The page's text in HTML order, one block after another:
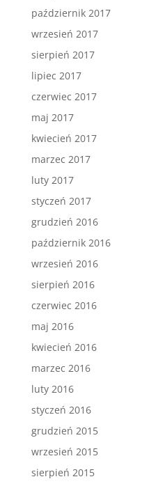
październik 2017
wrzesień 2017
sierpień 2017
lipiec 2017
czerwiec 2017
maj 2017
kwiecień 2017
marzec 2017
luty 2017
styczeń 2017
grudzień 2016
październik 2016
wrzesień 2016
sierpień 2016
czerwiec 2016
maj 2016
kwiecień 2016
marzec 2016
luty 2016
styczeń 2016
grudzień 2015
wrzesień 2015
sierpień 2015